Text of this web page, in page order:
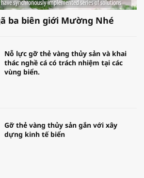
ba biên giới Mường Nhé
Nỗ lực gỡ thẻ vàng thủy sản và khai
thác nghề cá có trách nhiệm tại các
vùng biển.
Gỡ thẻ vàng thủy sản gắn với xây
dựng kinh tế biển